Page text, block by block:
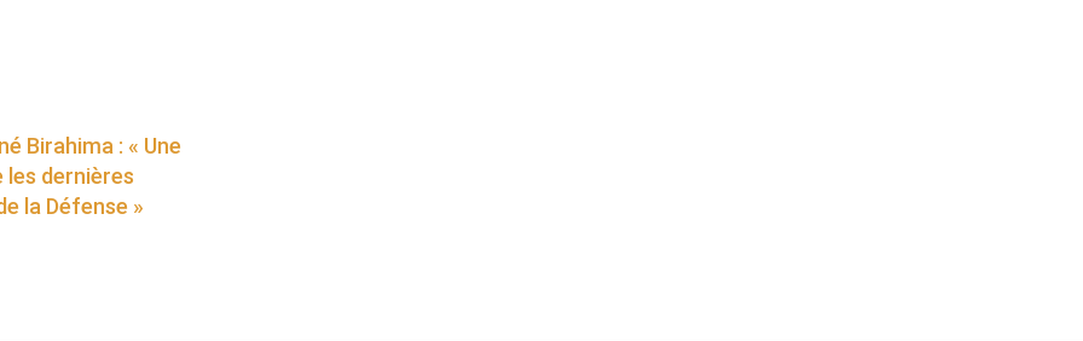
Birahima : « Une
dernières
la Défense »